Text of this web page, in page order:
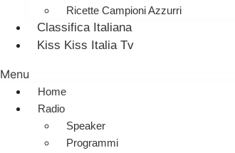
Ricette Campioni Azzurri
Classifica Italiana
Kiss Kiss Italia Tv
Menu
Home
Radio
Speaker
Programmi